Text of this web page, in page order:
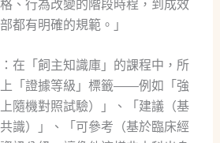
、行為改變的階段時程，到成效
都有明確的規範。」
在「飼主知識庫」的課程中，所
「證據等級」標籤——例如「強
隨機對照試驗）」、「建議（基
識）」、「可參考（基於臨床經